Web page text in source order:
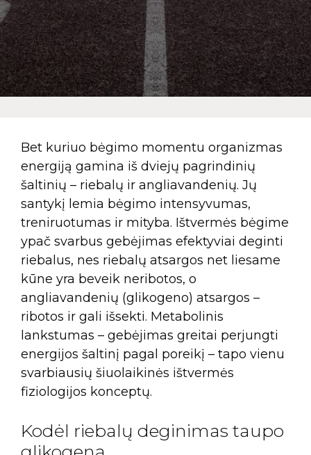
Bet kuriuo bėgimo momentu organizmas
energiją gamina iš dviejų pagrindinių
šaltinių – riebalų ir angliavandenių. Jų
santykį lemia bėgimo intensyvumas,
treniruotumas ir mityba. Ištvermės bėgime
ypač svarbus gebėjimas efektyviai deginti
riebalus, nes riebalų atsargos net liesame
kūne yra beveik neribotos, o
angliavandenių (glikogeno) atsargos –
ribotos ir gali išsekti. Metabolinis
lankstumas – gebėjimas greitai perjungti
energijos šaltinį pagal poreikį – tapo vienu
svarbiausių šiuolaikinės ištvermės
fiziologijos konceptų.
Kodėl riebalų deginimas taupo